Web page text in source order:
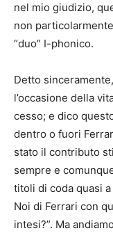
nel mio giudizio,
non
“duo” I-phonico.
Detto
l’occasione della
cesso; e dico
dentro o fuori
stato il contributo
sempre e
titoli di coda quasi
Noi di Ferrari con
intesi?”. Ma